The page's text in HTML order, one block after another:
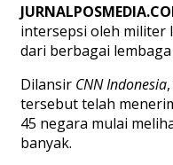
intersepsi oleh militer
dari berbagai
Dilansir CNNIndonesia
tersebut telah
45 negara mulai
banyak.